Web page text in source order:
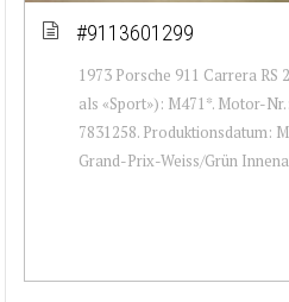
#9113601299
1973 Porsche 911 Carrera RS
als «Sport»): M471*. Motor-
7831258. Produktionsdatum:
Grand-Prix-Weiss/Grün